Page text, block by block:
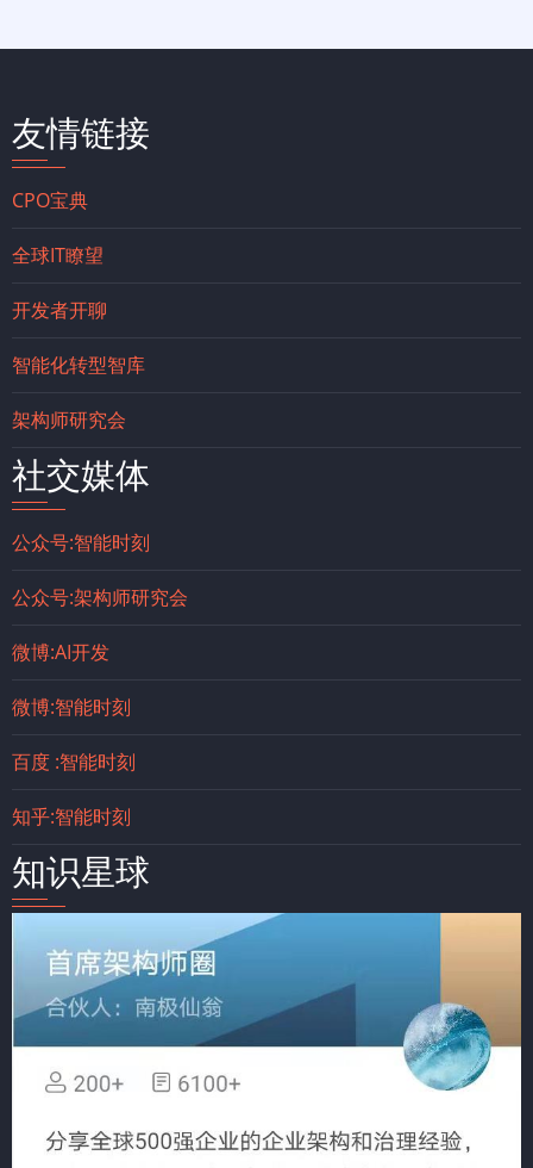
友情链接
CPO宝典
全球IT瞭望
开发者开聊
智能化转型智库
架构师研究会
社交媒体
公众号:智能时刻
公众号:架构师研究会
微博:AI开发
微博:智能时刻
百度 :智能时刻
知乎:智能时刻
知识星球